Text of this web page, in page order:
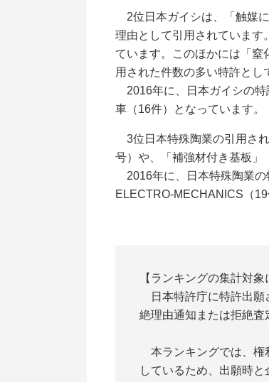
2位日本ガイシは、「触媒
理由として引用されています
ています。このほかには「窒
用された件数の多い特許とし
2016年に、日本ガイシの特
車（16件）となっています。
3位日本特殊陶業の引用さ
号）や、「補強材付き基板」
2016年に、日本特殊陶業の
ELECTRO-MECHANICS（19
【ランキングの集計対象
日本特許庁に特許出願
絶理由通知または拒絶査
本ランキングでは、権
しているため、出願時と